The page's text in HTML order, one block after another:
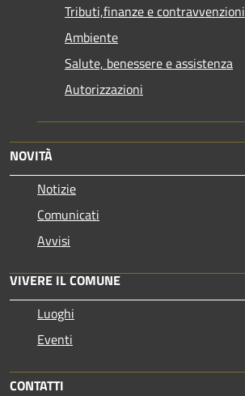
Tributi,finanze e contravvenzioni
Ambiente
Salute, benessere e assistenza
Autorizzazioni
NOVITÀ
Notizie
Comunicati
Avvisi
VIVERE IL COMUNE
Luoghi
Eventi
CONTATTI